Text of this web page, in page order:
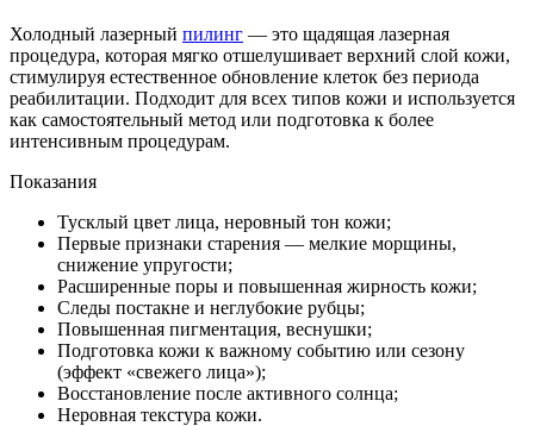
Холодный лазерный пилинг — это щадящая лазерная
процедура, которая мягко отшелушивает верхний слой кожи,
стимулируя естественное обновление клеток без периода
реабилитации. Подходит для всех типов кожи и используется
как самостоятельный метод или подготовка к более
интенсивным процедурам.
Показания
Тусклый цвет лица, неровный тон кожи;
Первые признаки старения — мелкие морщины,
снижение упругости;
Расширенные поры и повышенная жирность кожи;
Следы постакне и неглубокие рубцы;
Повышенная пигментация, веснушки;
Подготовка кожи к важному событию или сезону
(эффект «свежего лица»);
Восстановление после активного солнца;
Неровная текстура кожи.